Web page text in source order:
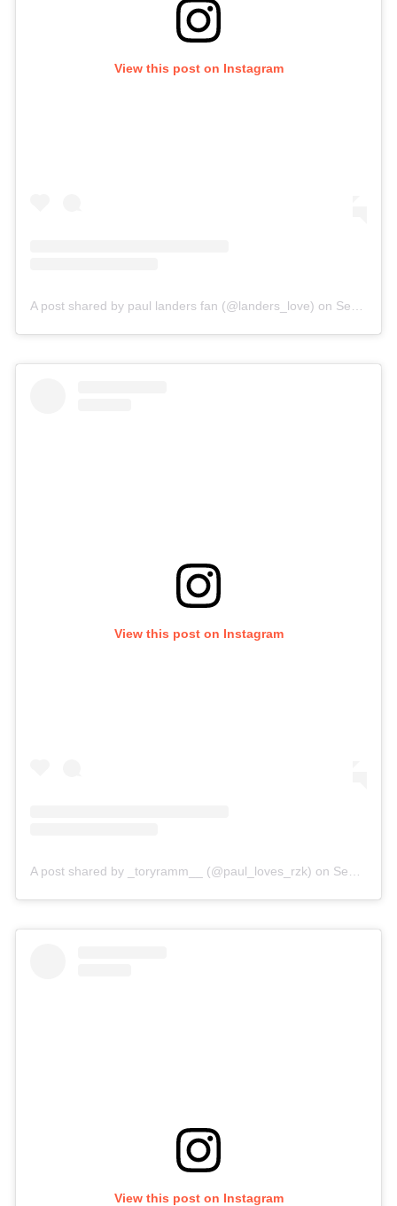
View this post on Instagram
A post shared by paul landers fan (@landers_love) on Sep 15, 2018 at 8:40am PDT
View this post on Instagram
A post shared by _toryramm__ (@paul_loves_rzk) on Sep 15, 2018 at 6:10am PDT
View this post on Instagram